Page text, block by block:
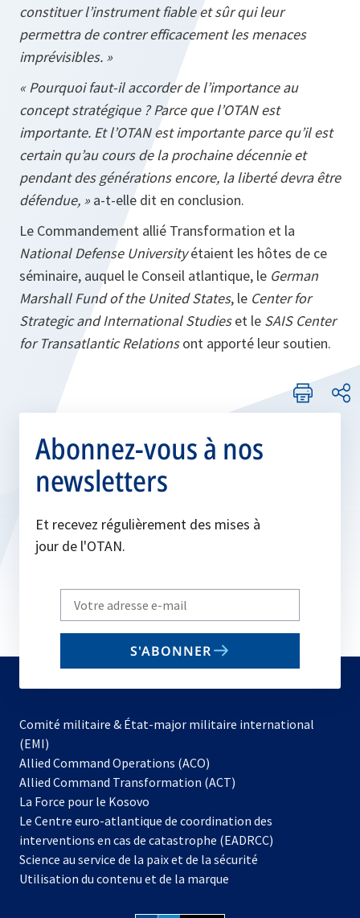
constituer l’instrument fiable et sûr qui leur
permettra de contrer efficacement les menaces
imprévisibles. »
« Pourquoi faut-il accorder de l’importance au
concept stratégique ? Parce que l’OTAN est
importante. Et l’OTAN est importante parce qu’il est
certain qu’au cours de la prochaine décennie et
pendant des générations encore, la liberté devra être
défendue, » a-t-elle dit en conclusion.
Le Commandement allié Transformation et la
National Defense Universityétaient les hôtes de ce
séminaire, auquel le Conseil atlantique, le German
Marshall Fund of the United States, le Center for
Strategic and International Studieset le SAIS Center
for Transatlantic Relationsont apporté leur soutien.
Abonnez-vous à nos
newsletters
Et recevez régulièrement des mises à
jour de l'OTAN.
Write
your
email
S'ABONNER
Comité militaire & État-major militaire international
(EMI)
Allied Command Operations (ACO)
dans
nouvel
onglet
Allied Command Transformation (ACT)
La Force pour le Kosovo
dans
un
nouvel
onglet
Le Centre euro-atlantique de coordination des
interventions en cas de catastrophe (EADRCC)
Science au service de la paix et de la sécurité
Utilisation du contenu et de la marque